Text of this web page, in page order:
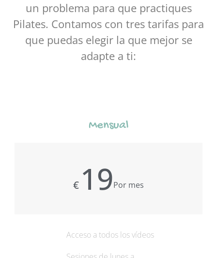
un problema para que practiques
Pilates. Contamos con tres tarifas para
que puedas elegir la que mejor se
adapte a ti:
Mensual
€ 19Por mes
Acceso a todos los vídeos